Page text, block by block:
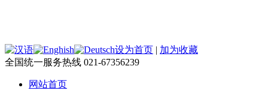
设为首页 | 加为收藏
全国统一服务热线 021-67356239
网站首页